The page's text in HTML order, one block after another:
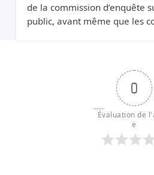
de la commission d’enquête
public, avant même que les
0
Évaluation de
e